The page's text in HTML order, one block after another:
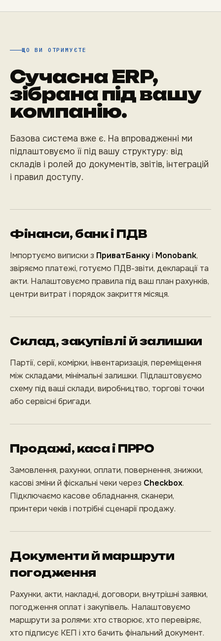
ЩО ВИ ОТРИМУЄТЕ
Сучасна ERP,
зібрана під вашу
компанію.
Базова система вже є. На впровадженні ми
підлаштовуємо її під вашу структуру: від
складів і ролей до документів, звітів, інтеграцій
і правил доступу.
Фінанси, банк і ПДВ
Імпортуємо виписки з ПриватБанкуі Monobank,
звіряємо платежі, готуємо ПДВ-звіти, декларації та
акти. Налаштовуємо правила під ваш план рахунків,
центри витрат і порядок закриття місяця.
Склад, закупівлі й залишки
Партії, серії, комірки, інвентаризація, переміщення
між складами, мінімальні залишки. Підлаштовуємо
схему під ваші склади, виробництво, торгові точки
або сервісні бригади.
Продажі, каса і ПРРО
Замовлення, рахунки, оплати, повернення, знижки,
касові зміни й фіскальні чеки через Checkbox.
Підключаємо касове обладнання, сканери,
принтери чеків і потрібні сценарії продажу.
Документи й маршрути
погодження
Рахунки, акти, накладні, договори, внутрішні заявки,
погодження оплат і закупівель. Налаштовуємо
маршрути за ролями: хто створює, хто перевіряє,
хто підписує КЕП і хто бачить фінальний документ.